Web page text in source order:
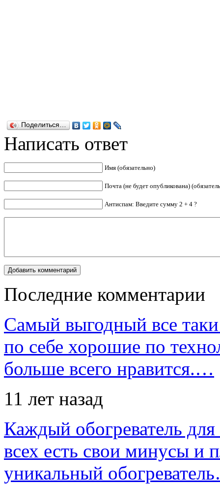
Поделиться…
Написать ответ
Имя (обязательно)
Почта (не будет опубликована)
Антиспам: Введите сумму 2 + 4 ?
Последние комментарии
Самый выгодный все таки
по себе хорошие по
больше всего нравится.…
11 лет назад
Каждый обогреватель
всех есть свои минусы и
уникальный